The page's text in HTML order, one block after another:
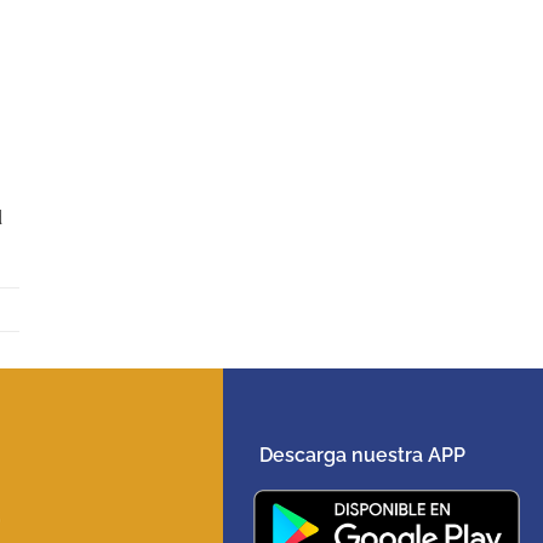
Descarga nuestra APP